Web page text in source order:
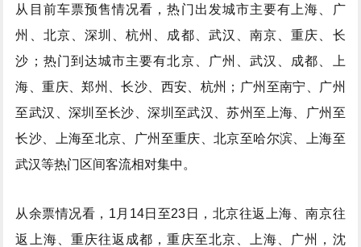
从目前车票预售情况看，热门出发城市主要有上海、广
州、北京、深圳、杭州、成都、武汉、南京、重庆、长
沙；热门到达城市主要有北京、广州、武汉、成都、上
海、重庆、郑州、长沙、西安、杭州；广州至南宁、广州
至武汉、深圳至长沙、深圳至武汉、苏州至上海、广州至
长沙、上海至北京、广州至重庆、北京至哈尔滨、上海至
武汉等热门区间客流相对集中。
从余票情况看，1月14日至23日，北京往返上海、南京往
返上海、重庆往返成都，重庆至北京、上海、广州，沈